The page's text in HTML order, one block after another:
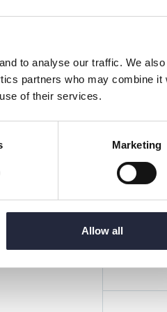
to analyse our traffic. We
partners who may combine it
of their services.
Marketing
Allow all
är
kan